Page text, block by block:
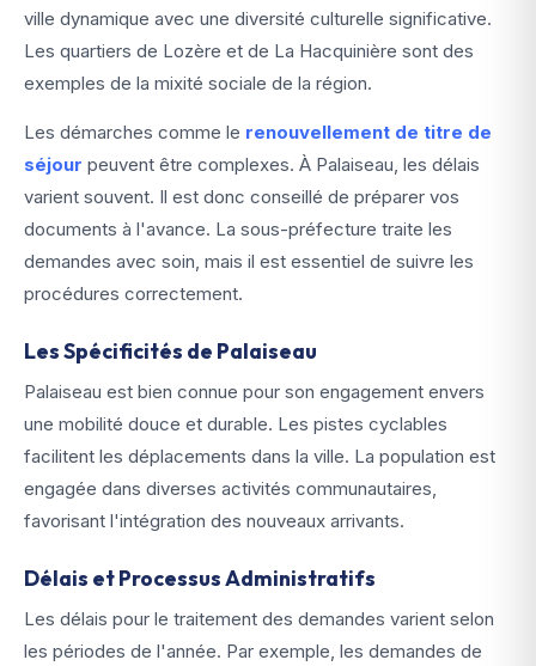
ville dynamique avec une diversité culturelle significative.
Les quartiers de Lozère et de La Hacquinière sont des
exemples de la mixité sociale de la région.
Les démarches comme le renouvellement de titre de
séjour peuvent être complexes. À Palaiseau, les délais
varient souvent. Il est donc conseillé de préparer vos
documents à l'avance. La sous-préfecture traite les
demandes avec soin, mais il est essentiel de suivre les
procédures correctement.
Les Spécificités de Palaiseau
Palaiseau est bien connue pour son engagement envers
une mobilité douce et durable. Les pistes cyclables
facilitent les déplacements dans la ville. La population est
engagée dans diverses activités communautaires,
favorisant l'intégration des nouveaux arrivants.
Délais et Processus Administratifs
Les délais pour le traitement des demandes varient selon
les périodes de l'année. Par exemple, les demandes de